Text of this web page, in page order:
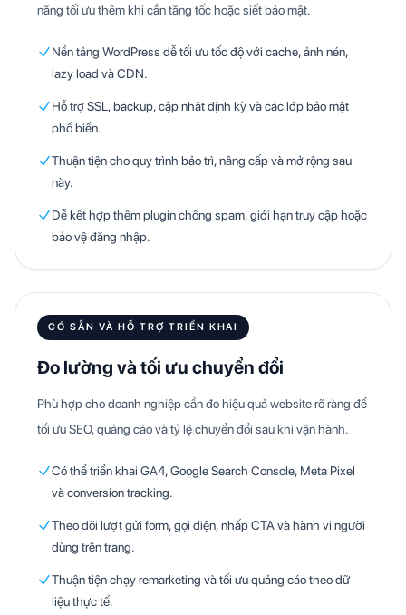
năng tối ưu thêm khi cần tăng tốc hoặc siết bảo mật.
Nền tảng WordPress dễ tối ưu tốc độ với cache, ảnh nén,
lazy load và CDN.
Hỗ trợ SSL, backup, cập nhật định kỳ và các lớp bảo mật
phổ biến.
Thuận tiện cho quy trình bảo trì, nâng cấp và mở rộng sau
này.
Dễ kết hợp thêm plugin chống spam, giới hạn truy cập hoặc
bảo vệ đăng nhập.
CÓ SẴN VÀ HỖ TRỢ TRIỂN KHAI
Đo lường và tối ưu chuyển đổi
Phù hợp cho doanh nghiệp cần đo hiệu quả website rõ ràng để
tối ưu SEO, quảng cáo và tỷ lệ chuyển đổi sau khi vận hành.
Có thể triển khai GA4, Google Search Console, Meta Pixel
và conversion tracking.
Theo dõi lượt gửi form, gọi điện, nhấp CTA và hành vi người
dùng trên trang.
Thuận tiện chạy remarketing và tối ưu quảng cáo theo dữ
liệu thực tế.